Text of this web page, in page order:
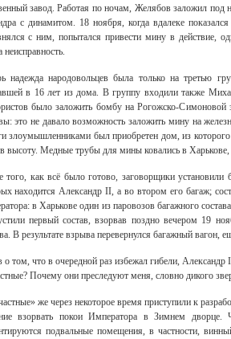
завод. Работая по ночам, Желябов заложил под
с динамитом. 18 ноября, когда вдалеке
с ним, попытался привести мину в действие,
неисправность.
надежда народовольцев была только на третью
в 16 лет из дома. В группу входили также
было заложить бомбу на Рогожско-Симоновой
это не давало возможность заложить мину на
злоумышленниками был приобретен дом, из
высоту. Медные трубы для мины ковались в Харькове,
того, как всё было готово, заговорщики
находится Александр II, а во втором его багаж;
в Харькове один из паровозов багажного
первый состав, взорвав поздно вечером 19
В результате взрыва перевернулся багажный вагон,
о том, что в очередной раз избежал гибели,
Почему они преследуют меня, словно дикого
же через некоторое время приступили к
взорвать покои Императора в Зимнем
подвальные помещения, в частности,